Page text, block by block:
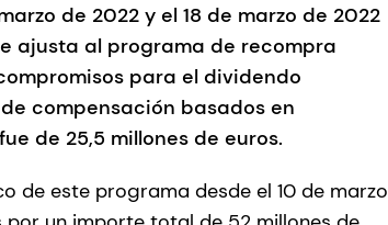
de 2022 y el 18 de marzo de 2022
ajusta al programa de recompra
para el dividendo
compensación basados en
de 25,5 millones de euros.
de este programa desde el 10 de marzo